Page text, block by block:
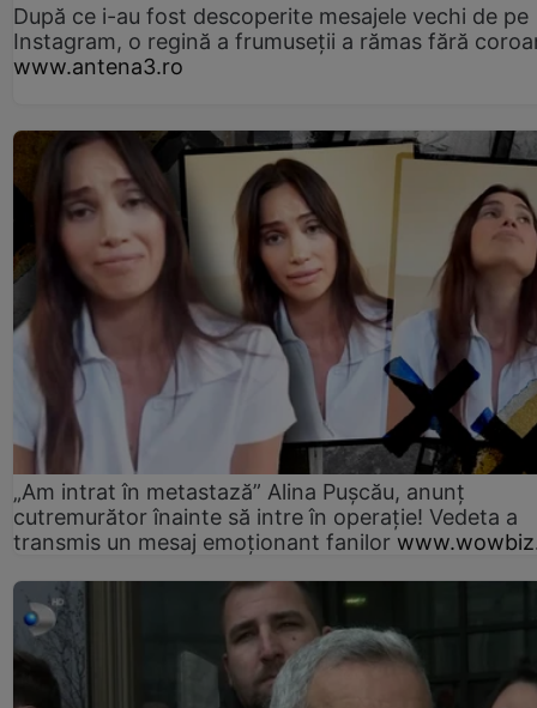
După ce i-au fost descoperite mesajele vechi de pe
Instagram, o regină a frumuseții a rămas fără
www.antena3.ro
„Am intrat în metastază” Alina Pușcău, anunț
cutremurător înainte să intre în operație! Vedeta a
transmis un mesaj emoționant fanilor